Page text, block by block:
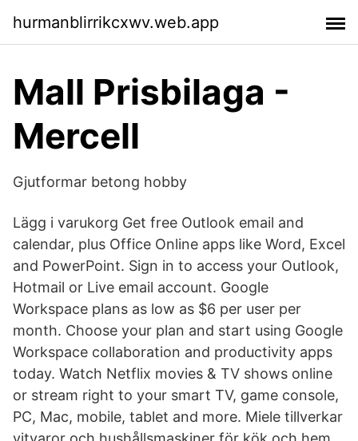
hurmanblirrikcxwv.web.app
Mall Prisbilaga -
Mercell
Gjutformar betong hobby
Lägg i varukorg Get free Outlook email and
calendar, plus Office Online apps like Word, Excel
and PowerPoint. Sign in to access your Outlook,
Hotmail or Live email account. Google
Workspace plans as low as $6 per user per
month. Choose your plan and start using Google
Workspace collaboration and productivity apps
today. Watch Netflix movies & TV shows online
or stream right to your smart TV, game console,
PC, Mac, mobile, tablet and more. Miele tillverkar